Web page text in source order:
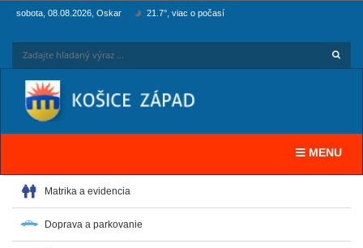
sobota, 08.08.2026, Oskar 21.7°, viac o počasí
Toggle
MENU
Matrika a evidencia
Doprava a parkovanie